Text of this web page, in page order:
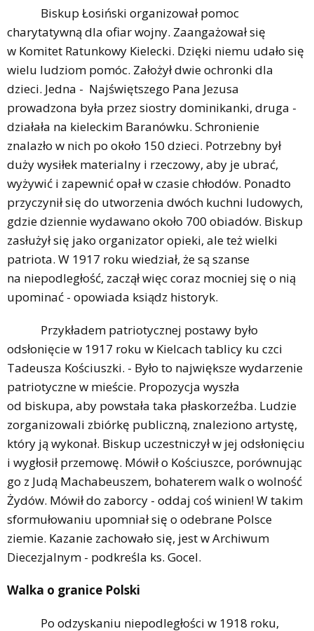
Biskup Łosiński organizował pomoc
charytatywną dla ofiar wojny. Zaangażował się
w Komitet Ratunkowy Kielecki. Dzięki niemu udało się
wielu ludziom pomóc. Założył dwie ochronki dla
dzieci. Jedna - Najświętszego Pana Jezusa
prowadzona była przez siostry dominikanki, druga -
działała na kieleckim Baranówku. Schronienie
znalazło w nich po około 150 dzieci. Potrzebny był
duży wysiłek materialny i rzeczowy, aby je ubrać,
wyżywić i zapewnić opał w czasie chłodów. Ponadto
przyczynił się do utworzenia dwóch kuchni ludowych,
gdzie dziennie wydawano około 700 obiadów. Biskup
zasłużył się jako organizator opieki, ale też wielki
patriota. W 1917 roku wiedział, że są szanse
na niepodległość, zaczął więc coraz mocniej się o nią
upominać - opowiada ksiądz historyk.
Przykładem patriotycznej postawy było
odsłonięcie w 1917 roku w Kielcach tablicy ku czci
Tadeusza Kościuszki. - Było to największe wydarzenie
patriotyczne w mieście. Propozycja wyszła
od biskupa, aby powstała taka płaskorzeźba. Ludzie
zorganizowali zbiórkę publiczną, znaleziono artystę,
który ją wykonał. Biskup uczestniczył w jej odsłonięciu
i wygłosił przemowę. Mówił o Kościuszce, porównując
go z Judą Machabeuszem, bohaterem walk o wolność
Żydów. Mówił do zaborcy - oddaj coś winien! W takim
sformułowaniu upomniał się o odebrane Polsce
ziemie. Kazanie zachowało się, jest w Archiwum
Diecezjalnym - podkreśla ks. Gocel.
Walka o granice Polski
Po odzyskaniu niepodległości w 1918 roku,